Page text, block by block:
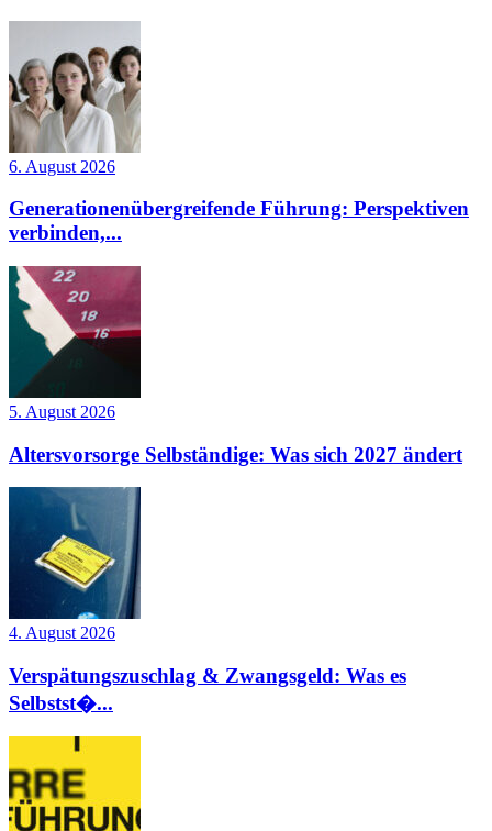
6. August 2026
Generationenübergreifende Führung: Perspektiven
verbinden,...
5. August 2026
Altersvorsorge Selbständige: Was sich 2027 ändert
4. August 2026
Verspätungszuschlag & Zwangsgeld: Was es
Selbstst�...